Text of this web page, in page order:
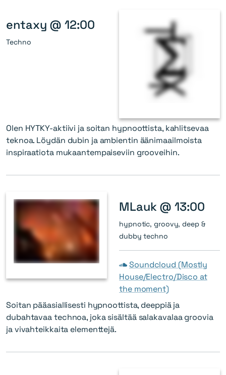
entaxy @ 12:00
Techno
Olen HYTKY-aktiivi ja soitan hypnoottista, kahlitsevaa
teknoa. Löydän dubin ja ambientin äänimaailmoista
inspiraatiota mukaantempaiseviin grooveihin.
MLauk @ 13:00
hypnotic, groovy, deep &
dubby techno
Soundcloud (Mostly
House/Electro/Disco at
the moment)
Soitan pääasiallisesti hypnoottista, deeppiä ja
dubahtavaa technoa, joka sisältää salakavalaa groovia
ja vivahteikkaita elementtejä.